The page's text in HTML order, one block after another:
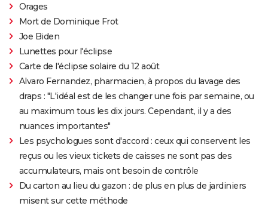
Orages
Mort de Dominique Frot
Joe Biden
Lunettes pour l'éclipse
Carte de l'éclipse solaire du 12 août
Alvaro Fernandez, pharmacien, à propos du lavage des
draps : "L'idéal est de les changer une fois par semaine, ou
au maximum tous les dix jours. Cependant, il y a des
nuances importantes"
Les psychologues sont d'accord : ceux qui conservent les
reçus ou les vieux tickets de caisses ne sont pas des
accumulateurs, mais ont besoin de contrôle
Du carton au lieu du gazon : de plus en plus de jardiniers
misent sur cette méthode